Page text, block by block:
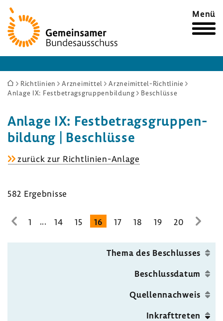
Zur
Startseite
Menü
Sie
sind
Richtlinien Arzneimittel
Arzneimittel-Richtlinie
Anlage IX: Festbetragsgruppenbildung
Beschlüsse
Anlage IX: Fest­be­trags­grup­pen­
bil­dung | Beschlüsse
zurück zur Richtlinien-​Anlage
grup­
bil­
dung
582 Ergeb­nisse
zur
1 ... 14 15 16 17 18 19 20
zur
Seite
Thema des Beschlusses
Beschluss­datum
Quel­len­nach­weis
Inkraft­treten